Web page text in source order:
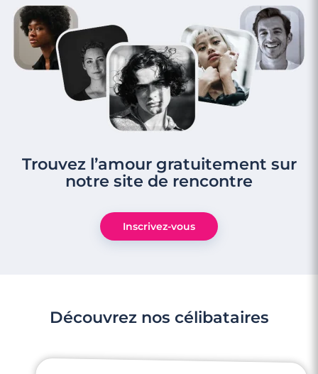
Trouvez l’amour gratuitement sur
notre site de rencontre
Inscrivez-vous
Découvrez nos célibataires